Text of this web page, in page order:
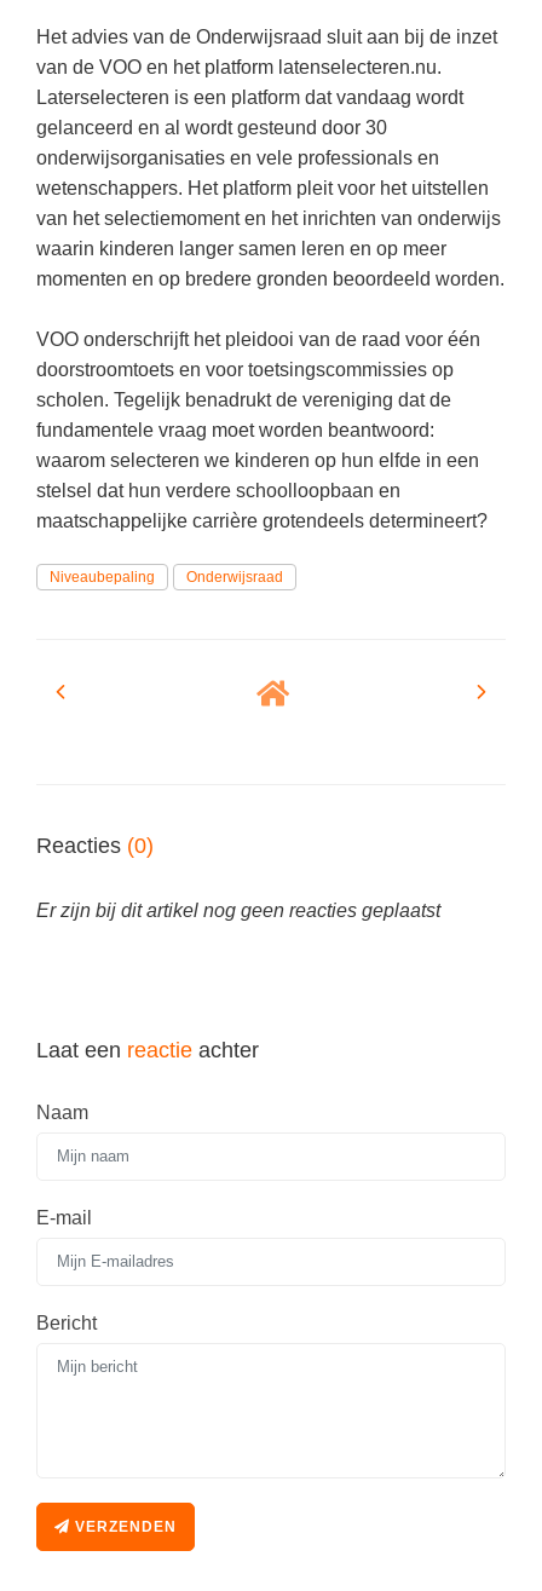
Kinderboekenweek
Kleurplaten
Mediawijsheid
Nieuws
Onderwijsprijs
Ruimte
Schoolspullen
Seksualiteit
Sinterklaas
Spelletjes
Sprookjes
MEER...
AI voor het onderwijs
Kruiswoordpuzzels
Onderwijslonen
Montessori onderwijs
Daltononderwijs
Schoolspullen
Onderwijsvacatures
Afscheidstekst collega
Studieschuld & Hypotheek
Middelbare school niveaus
Huiswerkbegeleiding
Het advies van de Onderwijsraad sluit aan bij de inzet
van de VOO en het platform latenselecteren.nu.
Laterselecteren is een platform dat vandaag wordt
gelanceerd en al wordt gesteund door 30
onderwijsorganisaties en vele professionals en
wetenschappers. Het platform pleit voor het uitstellen
van het selectiemoment en het inrichten van onderwijs
waarin kinderen langer samen leren en op meer
momenten en op bredere gronden beoordeeld worden.
VOO onderschrijft het pleidooi van de raad voor één
doorstroomtoets en voor toetsingscommissies op
scholen. Tegelijk benadrukt de vereniging dat de
fundamentele vraag moet worden beantwoord:
waarom selecteren we kinderen op hun elfde in een
stelsel dat hun verdere schoolloopbaan en
maatschappelijke carrière grotendeels determineert?
Niveaubepaling Onderwijsraad
Reacties (0)
Er zijn bij dit artikel nog geen reacties geplaatst
Laat een reactie achter
Naam
E-mail
Bericht
VERZENDEN